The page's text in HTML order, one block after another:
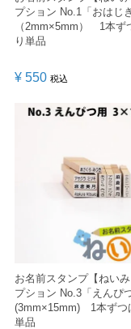
プション No.1「おはじ
（2mm×5mm） 1本ず
り単品
¥ 550 税込
お名前スタンプ【ねい
プション No.3「えんぴ
(3mm×15mm) 1本ずつ
単品